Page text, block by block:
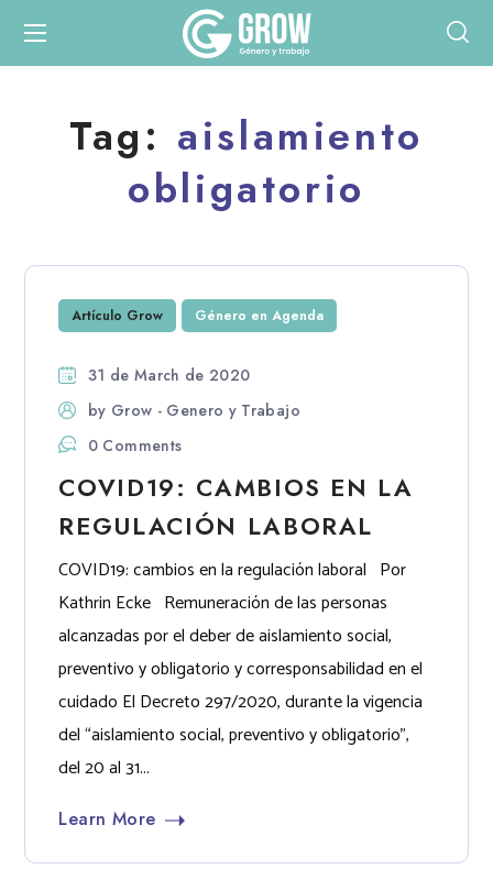
Tag: aislamiento
obligatorio
Artículo Grow Género en Agenda
31 de March de 2020
by Grow - Genero y Trabajo
0 Comments
COVID19: CAMBIOS EN LA
REGULACIÓN LABORAL
COVID19: cambios en la regulación laboral Por
Kathrin Ecke Remuneración de las personas
alcanzadas por el deber de aislamiento social,
preventivo y obligatorio y corresponsabilidad en el
cuidado El Decreto 297/2020, durante la vigencia
del “aislamiento social, preventivo y obligatorio”,
del 20 al 31...
Learn More